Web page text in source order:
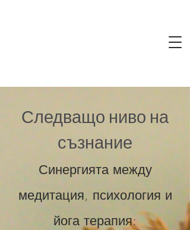
Следващо ниво на
съзнание
Синергията между
медитация, психология и
йога терапия: